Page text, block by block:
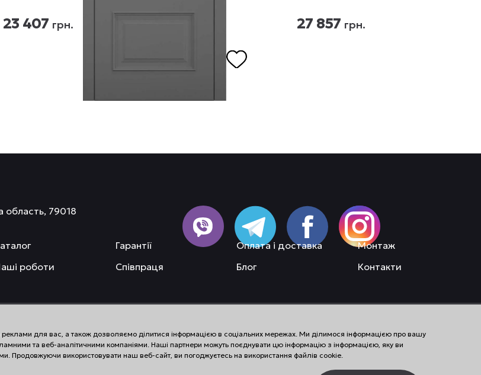
реклами для вас, а також дозволяємо ділитися інформацією в соціальних мережах. Ми ділимося інформацією про вашу
та веб-аналітичними компаніями. Наші партнери можуть поєднувати цю інформацію з інформацією, яку ви
Продовжуючи використовувати наш веб-сайт, ви погоджуєтесь на використання файлів cookie.
23 407 грн. 27 857 грн.
область, 79018
Гарантії Оплата і доставка
Монтаж
роботи
Співпраця Блог Контакти